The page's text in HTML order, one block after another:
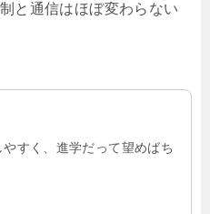
と通信はほぼ変わらない
すく、進学だって望めばち